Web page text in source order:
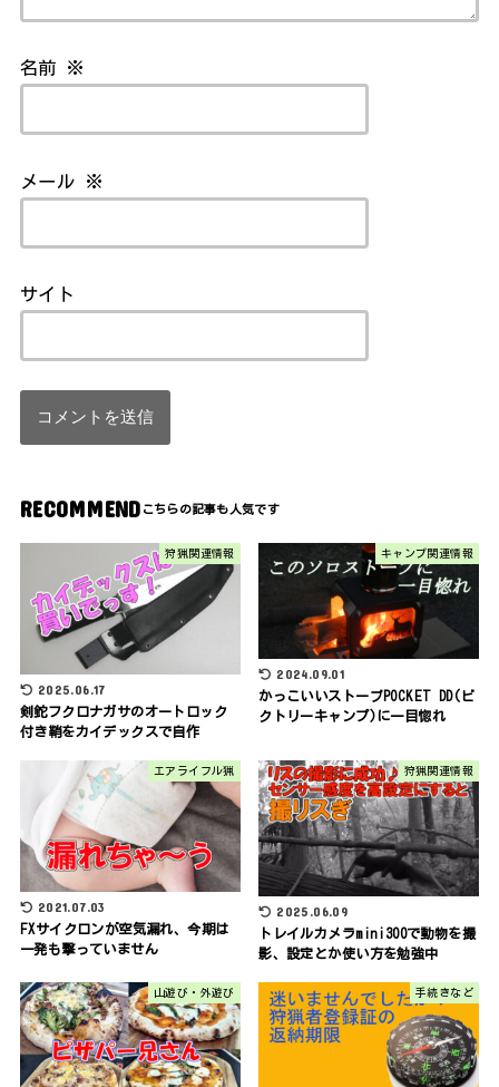
名前 ※
メール ※
サイト
RECOMMEND
狩猟関連情報
2025.06.17
剣鉈フクロナガサのオートロック
付き鞘をカイデックスで自作
キャンプ関連情報
2024.09.01
かっこいいストーブPOCKET DD(ビ
クトリーキャンプ)に一目惚れ
エアライフル猟
2021.07.03
FXサイクロンが空気漏れ、今期は
一発も撃っていません
狩猟関連情報
2025.06.09
トレイルカメラmini300で動物を撮
影、設定とか使い方を勉強中
山遊び・外遊び 手続きなど